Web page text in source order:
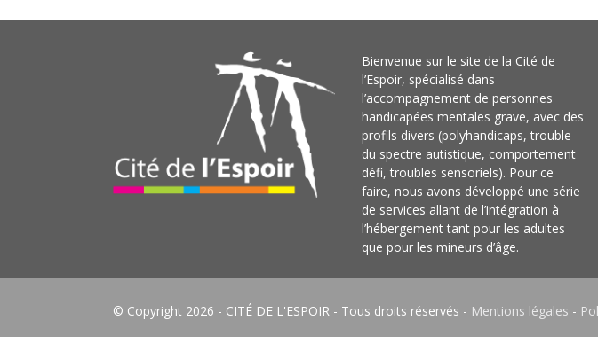
Bienvenue sur le site de la Cité de
l’Espoir, spécialisé dans
l’accompagnement de personnes
handicapées mentales grave, avec des
profils divers (polyhandicaps, trouble
du spectre autistique, comportement
défi, troubles sensoriels). Pour ce
faire, nous avons développé une série
de services allant de l’intégration à
l’hébergement tant pour les adultes
que pour les mineurs d’âge.
© Copyright 2026 - CITÉ DE L'ESPOIR - Tous droits réservés - Mentions légales -